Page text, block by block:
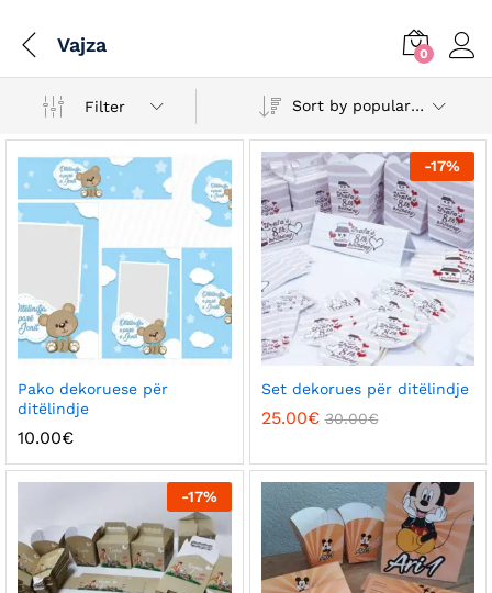
Vajza 0
Filter Sort by popularity
Pako dekoruese për
ditëlindje
10.00€
-17%
Set dekorues për ditëlindje
25.00€ 30.00€
-17%